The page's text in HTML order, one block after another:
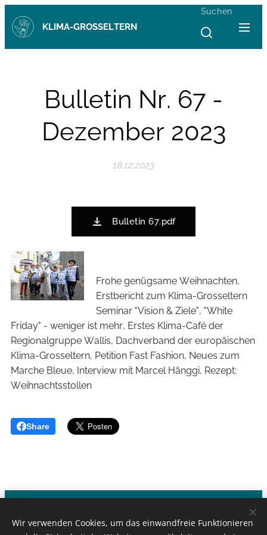
KLIMA-GROSSELTERN
Suchen
Bulletin Nr. 67 -
Dezember 2023
18.12.2023
Bulletin 67.pdf
Frohe genügsame Weihnachten,
Erstbericht zum Klima-Grosseltern
Seminar "Vision & Ziele", "White
Friday" - weniger ist mehr, Erstes Klima-Café der
Regionalgruppe Wallis, Dachverband der europäischen
Klima-Grosseltern, Petition Fast Fashion, Neues zum
Marche Bleue, Interview mit Marcel Hänggi, Rezept:
Weihnachtsstollen
Share
Kontakt:info@klimagrosseltern.ch
Wir verwenden Cookies, um das einwandfreie Funktionieren